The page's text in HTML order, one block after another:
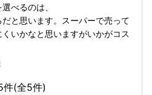
べるのは、
と思います。スーパーで売って
いかなと思いますがいかがコス
件(全5件)